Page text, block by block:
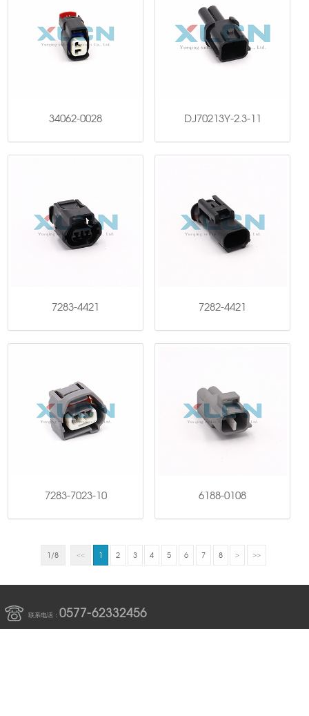
34062-0028 DJ70213Y-2.3-11
7283-4421 7282-4421
7283-7023-10 6188-0108
1/8 << 1 2 3 4 5 6 7 8 > >>
联系电话： 0577-62332456